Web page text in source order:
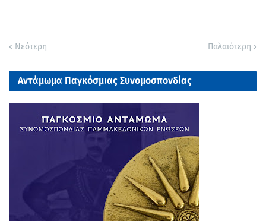
Νεότερη Παλαιότερη
Αντάμωμα Παγκόσμιας Συνομοσπονδίας
Παμμακεδονικών Ενώσεων